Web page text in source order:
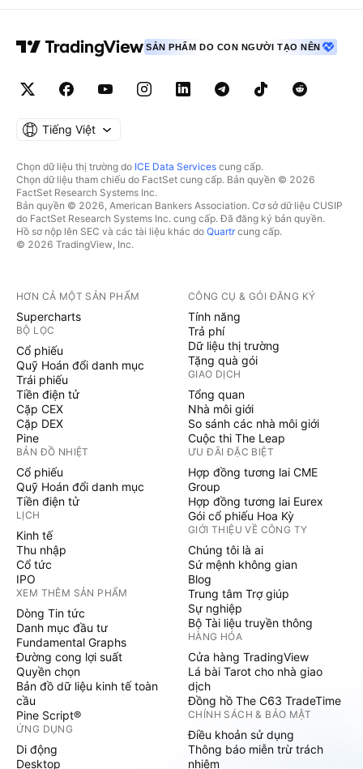
SẢN PHẨM DO CON NGƯỜI TẠO NÊN
Tiếng Việt
Chọn dữ liệu thị trường do ICE Data Services cung cấp.
Chọn dữ liệu tham chiếu do FactSet cung cấp. Bản quyền © 2026
FactSet Research Systems Inc.
Bản quyền © 2026, American Bankers Association. Cơ sở dữ liệu CUSIP
do FactSet Research Systems Inc. cung cấp. Đã đăng ký bản quyền.
Hồ sơ nộp lên SEC và các tài liệu khác do Quartrcung cấp.
© 2026 TradingView, Inc.
HƠN CẢ MỘT SẢN PHẨM
Supercharts
BỘ LỌC
Cổ phiếu
Quỹ Hoán đổi danh mục
Trái phiếu
Tiền điện tử
Cặp CEX
Cặp DEX
Pine
BẢN ĐỒ NHIỆT
Cổ phiếu
Quỹ Hoán đổi danh mục
Tiền điện tử
LỊCH
Kinh tế
Thu nhập
Cổ tức
IPO
XEM THÊM SẢN PHẨM
Dòng Tin tức
Danh mục đầu tư
Fundamental Graphs
Đường cong lợi suất
Quyền chọn
Bản đồ dữ liệu kinh tế toàn
cầu
Pine Script®
ỨNG DỤNG
Di động
Desktop
CÔNG CỤ & GÓI ĐĂNG KÝ
Tính năng
Trả phí
Dữ liệu thị trường
Tặng quà gói
GIAO DỊCH
Tổng quan
Nhà môi giới
So sánh các nhà môi giới
Cuộc thi The Leap
ƯU ĐÃI ĐẶC BIỆT
Hợp đồng tương lai CME
Group
Hợp đồng tương lai Eurex
Gói cổ phiếu Hoa Kỳ
GIỚI THIỆU VỀ CÔNG TY
Chúng tôi là ai
Sứ mệnh không gian
Blog
Trung tâm Trợ giúp
Sự nghiệp
Bộ Tài liệu truyền thông
HÀNG HÓA
Cửa hàng TradingView
Lá bài Tarot cho nhà giao
dịch
Đồng hồ The C63 TradeTime
CHÍNH SÁCH & BẢO MẬT
Điều khoản sử dụng
Thông báo miễn trừ trách
nhiệm